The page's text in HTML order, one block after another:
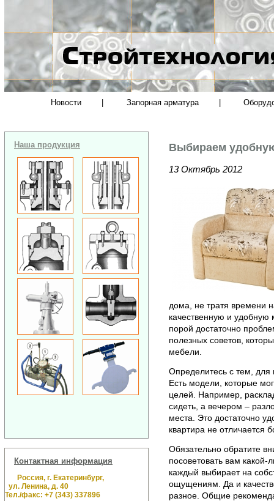
Новости Запорная арматура
Наша продукция
Контактная информация
Россия, г. Екатеринбург,
ул. Ленина, д. 40
Тел./факс: +7 (343) 337896
Выбираем
13 Октябрь 2012
дома, не тратя времени
качественную и
порой достаточно
полезных советов,
мебели.
Определитесь с тем,
Есть модели, которые
целей. Например,
сидеть, а вечером –
места. Это достаточно
квартира не отличается
Обязательно обратите
посоветовать вам
каждый выбирает на
ощущениям. Да и
разное. Общие